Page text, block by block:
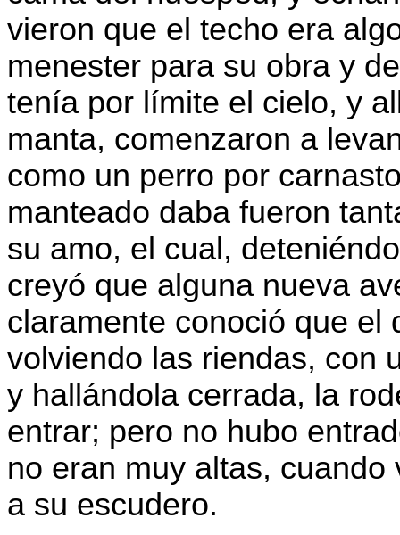
vieron que el techo era
menester para su obra y
tenía por límite el cielo, y
manta, comenzaron a
como un perro por
manteado daba fueron
su amo, el cual,
creyó que alguna nueva
claramente conoció que el
volviendo las riendas, con
y hallándola cerrada, la
entrar; pero no hubo
no eran muy altas,
a su escudero.